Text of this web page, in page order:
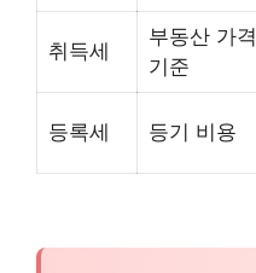
취득세
부동산 가격
기준
등록세 등기 비용